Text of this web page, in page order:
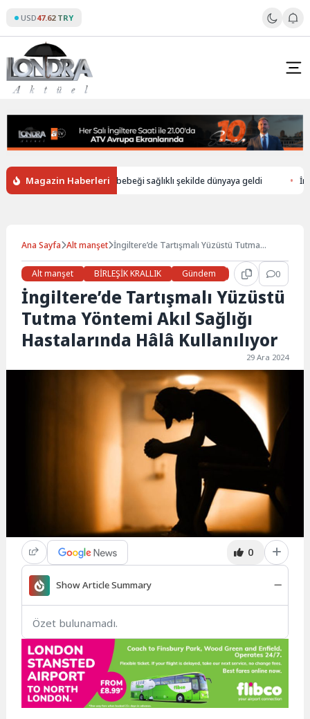
content
USD47.62 TRY
Magazin Haberleri
düşerek ölen annenin bebeği sağlıklı şekilde dünyaya geldi
Ana Sayfa Alt manşet İngiltere’de Tartışmalı Yüzüstü Tutma
Kullanılıyor
Alt manşet BİRLEŞİK KRALLIK Gündem Haberler 0
İngiltere’de Tartışmalı Yüzüstü
Tutma Yöntemi Akıl Sağlığı
Hastalarında Hâlâ Kullanılıyor
29 Ara 2024
0
Show Article Summary
Özet bulunamadı.